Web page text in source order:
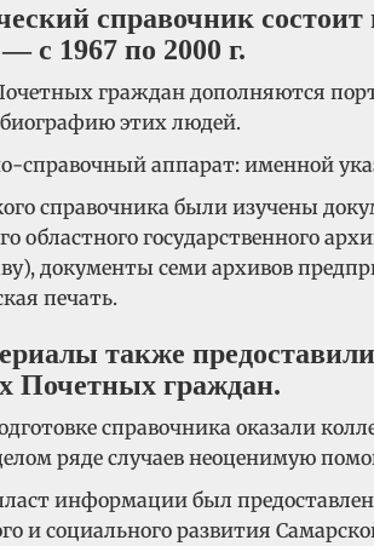
справочник состоит
с 1967 по 2000 г.
граждан дополняются
этих людей.
справочный аппарат: именной
справочника были изучены
областного государственного
документы семи архивов
печать.
также
Почетных граждан.
справочника оказали
ряде случаев неоценимую
информации был
и социального развития